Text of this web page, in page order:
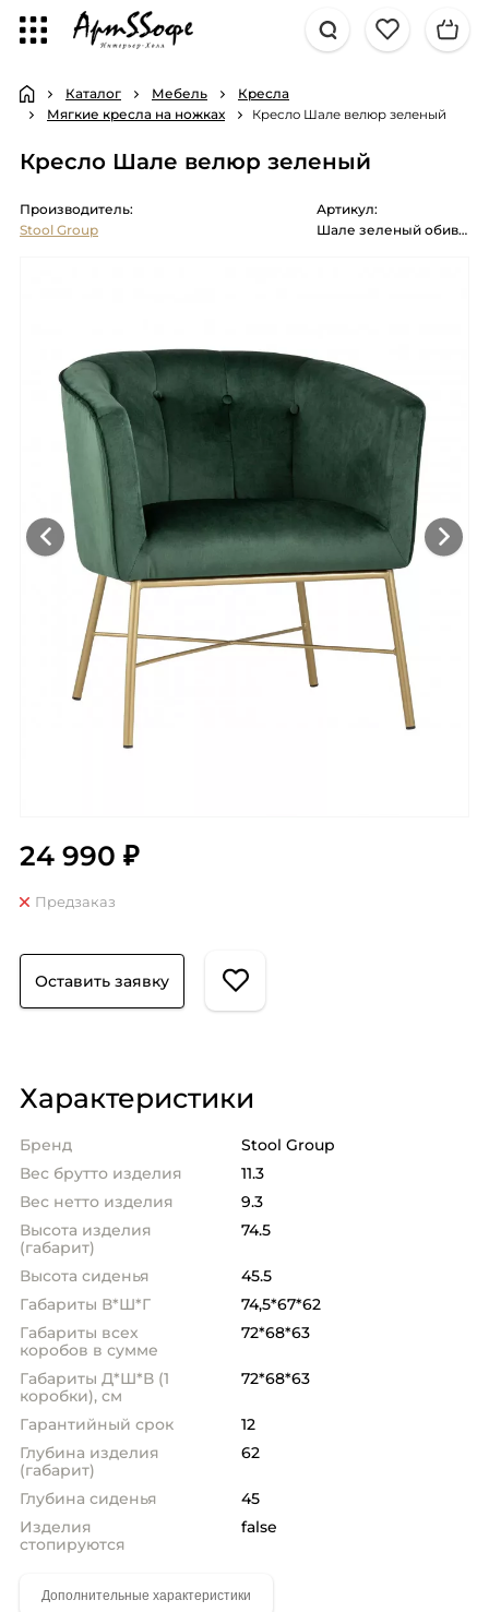
Каталог Мебель
Кресла
Мягкие кресла на ножках
Кресло Шале велюр зеленый
Кресло Шале велюр зеленый
Производитель:
Stool Group
Артикул:
Шале зеленый обивка велюр ножки металл цвет золото
24 990 ₽
Предзаказ
Оставить заявку
Характеристики
Бренд
Stool Group
Вес брутто изделия
11.3
Вес нетто изделия
9.3
Высота изделия
(габарит)
74.5
Высота сиденья
45.5
Габариты В*Ш*Г
74,5*67*62
Габариты всех
коробов в сумме
72*68*63
Габариты Д*Ш*В (1
коробки), см
72*68*63
Гарантийный срок
12
Глубина изделия
(габарит)
62
Глубина сиденья
45
Изделия
стопируются
false